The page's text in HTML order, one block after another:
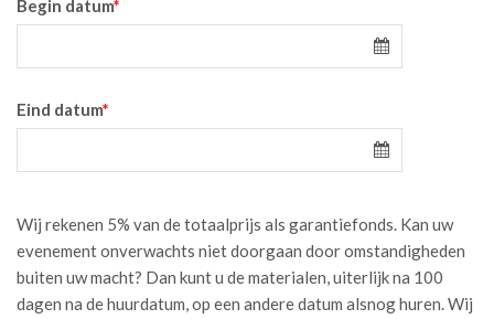
Begin datum*
Eind datum*
Wij rekenen 5% van de totaalprijs als garantiefonds. Kan uw
evenement onverwachts niet doorgaan door omstandigheden
buiten uw macht? Dan kunt u de materialen, uiterlijk na 100
dagen na de huurdatum, op een andere datum alsnog huren. Wij